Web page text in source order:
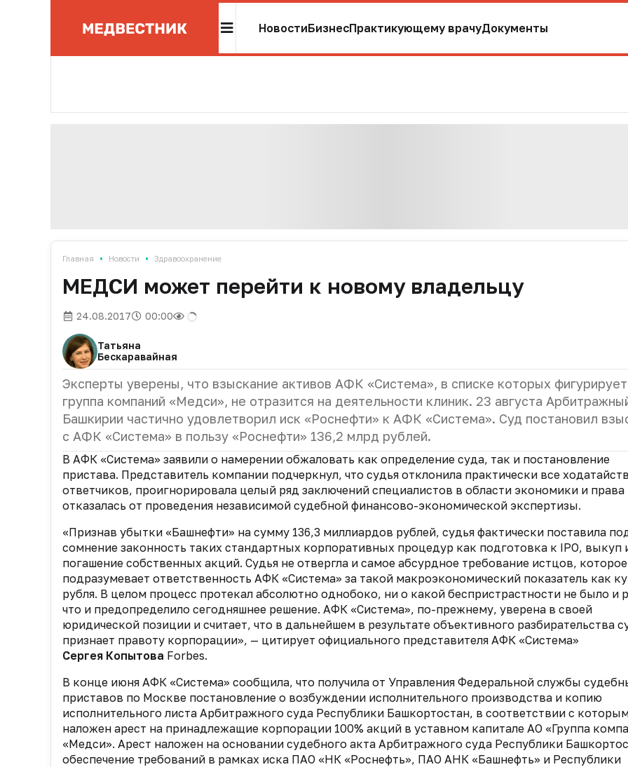
НовостиБизнесПрактикующему врачуДокументы
Главная • Новости • Здравоохранение
МЕДСИ может перейти к новому владельцу
24.08.2017 00:00
Татьяна
Бескаравайная
Эксперты уверены, что взыскание активов АФК «Система», в списке которых фигурирует
группа компаний «Медси», не отразится на деятельности клиник. 23 августа
Башкирии частично удовлетворил иск «Роснефти» к АФК «Система». Суд постановил
с АФК «Система» в пользу «Роснефти» 136,2 млрд рублей.
В АФК «Система» заявили о намерении обжаловать как определение суда, так и постановление
пристава. Представитель компании подчеркнул, что судья отклонила практически все
ответчиков, проигнорировала целый ряд заключений специалистов в области экономики и права
отказалась от проведения независимой судебной финансово-экономической экспертизы.
«Признав убытки «Башнефти» на сумму 136,3 миллиардов рублей, судья фактически поставила
сомнение законность таких стандартных корпоративных процедур как подготовка к IPO, выкуп
погашение собственных акций. Судья не отвергла и самое абсурдное требование истцов, которое
подразумевает ответственность АФК «Система» за такой макроэкономический показатель как
рубля. В целом процесс протекал абсолютно однобоко, ни о какой беспристрастности не было и
что и предопределило сегодняшнее решение. АФК «Система», по-прежнему, уверена в своей
юридической позиции и считает, что в дальнейшем в результате объективного разбирательства
признает правоту корпорации», — цитирует официального представителя АФК «Система»
Сергея Копытова Forbes.
В конце июня АФК «Система» сообщила, что получила от Управления Федеральной службы
приставов по Москве постановление о возбуждении исполнительного производства и копию
исполнительного листа Арбитражного суда Республики Башкортостан, в соответствии с
наложен арест на принадлежащие корпорации 100% акций в уставном капитале АО «Группа
«Медси». Арест наложен на основании судебного акта Арбитражного суда Республики
обеспечение требований в рамках иска ПАО «НК «Роснефть», ПАО АНК «Башнефть» и Республики